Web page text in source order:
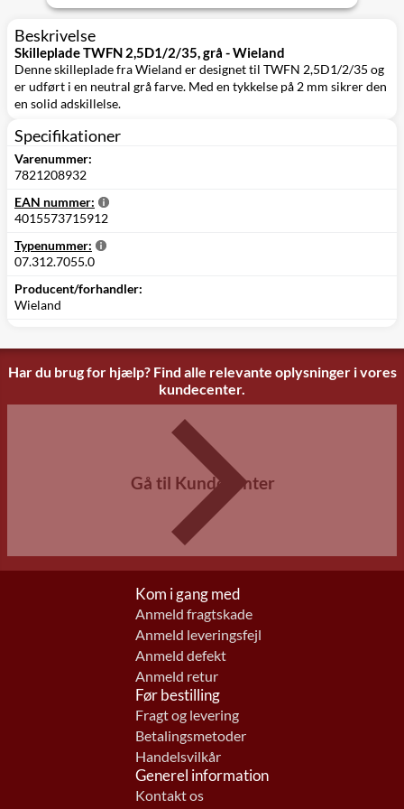
Beskrivelse
Skilleplade TWFN 2,5D1/2/35, grå - Wieland
Denne skilleplade fra Wieland er designet til TWFN 2,5D1/2/35 og
er udført i en neutral grå farve. Med en tykkelse på 2 mm sikrer den
en solid adskillelse.
Specifikationer
Varenummer:
7821208932
EAN nummer:
4015573715912
Typenummer:
07.312.7055.0
Producent/forhandler:
Wieland
Har du brug for hjælp? Find alle relevante oplysninger i vores
kundecenter.
Gå til Kundecenter
Kom i gang med
Anmeld fragtskade
Anmeld leveringsfejl
Anmeld defekt
Anmeld retur
Før bestilling
Fragt og levering
Betalingsmetoder
Handelsvilkår
Generel information
Kontakt os